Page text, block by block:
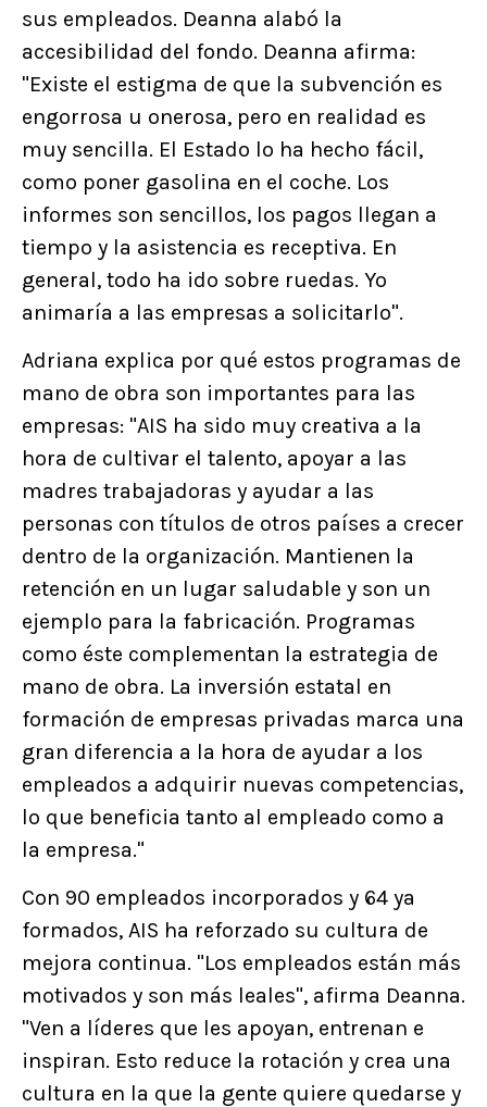
sus empleados. Deanna alabó la
accesibilidad del fondo. Deanna afirma:
"Existe el estigma de que la subvención es
engorrosa u onerosa, pero en realidad es
muy sencilla. El Estado lo ha hecho fácil,
como poner gasolina en el coche. Los
informes son sencillos, los pagos llegan a
tiempo y la asistencia es receptiva. En
general, todo ha ido sobre ruedas. Yo
animaría a las empresas a solicitarlo".
Adriana explica por qué estos programas de
mano de obra son importantes para las
empresas: "AIS ha sido muy creativa a la
hora de cultivar el talento, apoyar a las
madres trabajadoras y ayudar a las
personas con títulos de otros países a crecer
dentro de la organización. Mantienen la
retención en un lugar saludable y son un
ejemplo para la fabricación. Programas
como éste complementan la estrategia de
mano de obra. La inversión estatal en
formación de empresas privadas marca una
gran diferencia a la hora de ayudar a los
empleados a adquirir nuevas competencias,
lo que beneficia tanto al empleado como a
la empresa."
Con 90 empleados incorporados y 64 ya
formados, AIS ha reforzado su cultura de
mejora continua. "Los empleados están más
motivados y son más leales", afirma Deanna.
"Ven a líderes que les apoyan, entrenan e
inspiran. Esto reduce la rotación y crea una
cultura en la que la gente quiere quedarse y